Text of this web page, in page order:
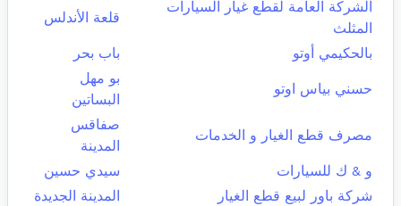
الشركة العامة لقطع غيار السيارات
المثلث
قلعة الأندلس
بالحكيمي أوتو باب بحر
حسني بياس اوتو
بو مهل
البساتين
مصرف قطع الغيار و الخدمات
صفاقس
المدينة
و & ك للسيارات
سيدي حسين
شركة باور لبيع قطع الغيار
المدينة الجديدة